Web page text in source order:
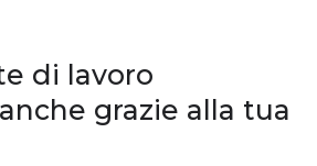
di lavoro
grazie alla tua